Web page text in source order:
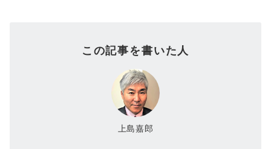
この記事を書いた人
上島嘉郎